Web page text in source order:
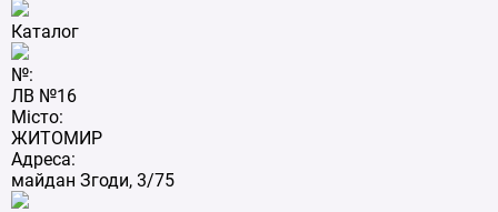
Каталог
№:
ЛВ №16
Місто:
ЖИТОМИР
Адреса:
майдан Згоди, 3/75